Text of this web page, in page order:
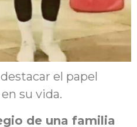
el papel
su vida.
de una familia